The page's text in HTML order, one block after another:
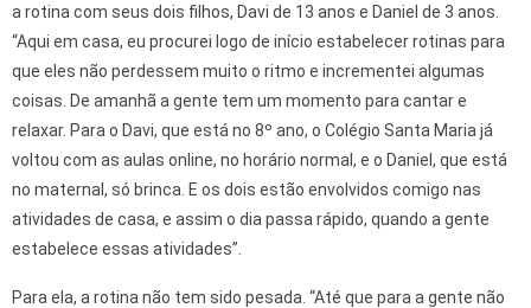
a rotina com seus dois filhos, Davi de 13 anos e Daniel de 3 anos.
“Aqui em casa, eu procurei logo de início estabelecer rotinas para
que eles não perdessem muito o ritmo e incrementei algumas
coisas. De amanhã a gente tem um momento para cantar e
relaxar. Para o Davi, que está no 8º ano, o Colégio Santa Maria já
voltou com as aulas online, no horário normal, e o Daniel, que está
no maternal, só brinca. E os dois estão envolvidos comigo nas
atividades de casa, e assim o dia passa rápido, quando a gente
estabelece essas atividades”.
Para ela, a rotina não tem sido pesada. “Até que para a gente não